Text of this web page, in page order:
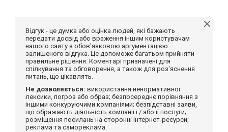
Відгук - це думка або оцінка людей, які бажають
передати досвід або враження іншим користувачам
нашого сайту з обов'язковою аргументацією
залишеного відгука. Це допоможе багатьом прийняти
правильне рішення. Коментарі призначені для
спілкування та обговорення, а також для роз'яснення
питань, що цікавлять.
Не дозволяється: використання ненормативної
лексики, погроз або образ; безпосереднє порівняння з
іншими конкуруючими компаніями; безпідставні заяви,
що ображають діяльність компанії і / або її послуги;
розміщення посилань на сторонні інтернет-ресурси;
реклама та самореклама.